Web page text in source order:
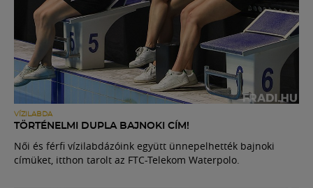
VÍZILABDA
TÖRTÉNELMI DUPLA BAJNOKI CÍM!
Női és férfi vízilabdázóink együtt ünnepelhették bajnoki
címüket, itthon tarolt az FTC-Telekom Waterpolo.